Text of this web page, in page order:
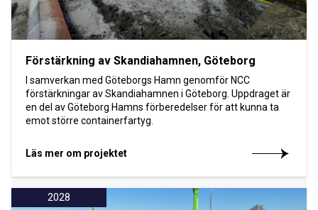
Förstärkning av Skandiahamnen, Göteborg
I samverkan med Göteborgs Hamn genomför NCC
förstärkningar av Skandiahamnen i Göteborg. Uppdraget är
en del av Göteborg Hamns förberedelser för att kunna ta
emot större containerfartyg.
Läs mer om projektet
2028